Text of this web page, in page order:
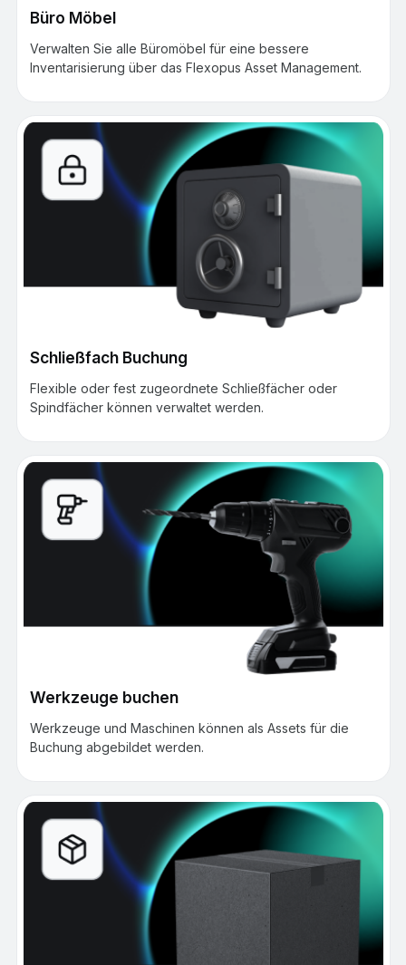
Büro Möbel
Verwalten Sie alle Büromöbel für eine bessere
Inventarisierung über das Flexopus Asset Management.
Schließfach Buchung
Flexible oder fest zugeordnete Schließfächer oder
Spindfächer können verwaltet werden.
Werkzeuge buchen
Werkzeuge und Maschinen können als Assets für die
Buchung abgebildet werden.